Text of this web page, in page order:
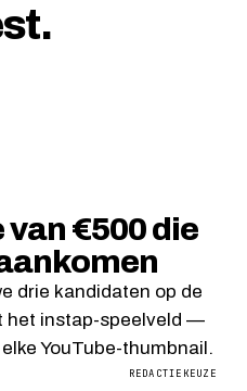
van €500 die
drie kandidaten op de
het instap-speelveld —
YouTube-thumbnail.
REDACTIEKEUZE